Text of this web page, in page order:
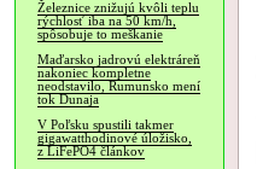
Železnice znižujú kvôli teplu
rýchlosť iba na 50 km/h,
spôsobuje to meškanie
Maďarsko jadrovú elektráreň
nakoniec kompletne
neodstavilo, Rumunsko mení
tok Dunaja
V Poľsku spustili takmer
gigawatthodinové úložisko,
z LiFePO4 článkov